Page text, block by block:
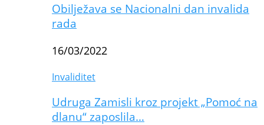
Obilježava se Nacionalni dan invalida
rada
16/03/2022
Invaliditet
Udruga Zamisli kroz projekt „Pomoć na
dlanu“ zaposlila…